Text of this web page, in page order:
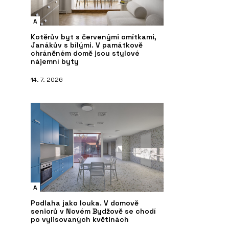
A
Kotěrův byt s červenými omítkami,
Janákův s bílými. V památkově
chráněném domě jsou stylové
nájemní byty
14. 7. 2026
A
Podlaha jako louka. V domově
seniorů v Novém Bydžově se chodí
po vylisovaných květinách